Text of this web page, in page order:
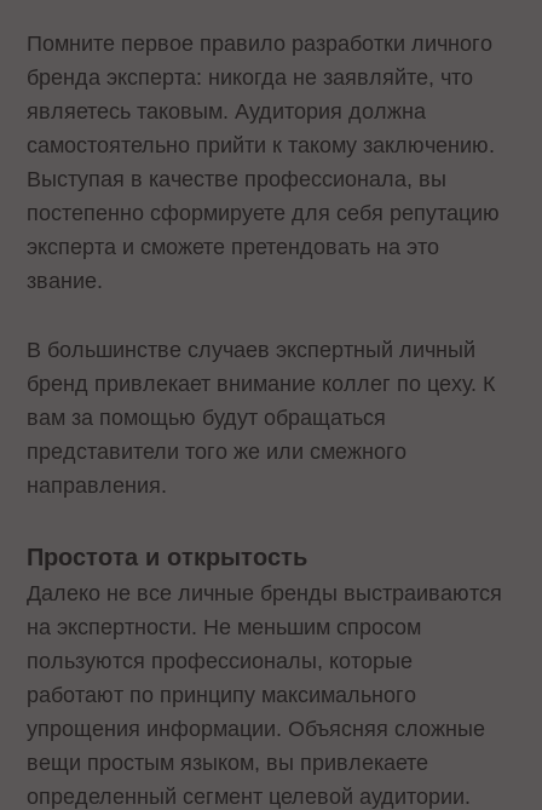
Помните первое правило разработки личного
бренда эксперта: никогда не заявляйте, что
являетесь таковым. Аудитория должна
самостоятельно прийти к такому заключению.
Выступая в качестве профессионала, вы
постепенно сформируете для себя репутацию
эксперта и сможете претендовать на это
звание.
В большинстве случаев экспертный личный
бренд привлекает внимание коллег по цеху. К
вам за помощью будут обращаться
представители того же или смежного
направления.
Простота и открытость
Далеко не все личные бренды выстраиваются
на экспертности. Не меньшим спросом
пользуются профессионалы, которые
работают по принципу максимального
упрощения информации. Объясняя сложные
вещи простым языком, вы привлекаете
определенный сегмент целевой аудитории.